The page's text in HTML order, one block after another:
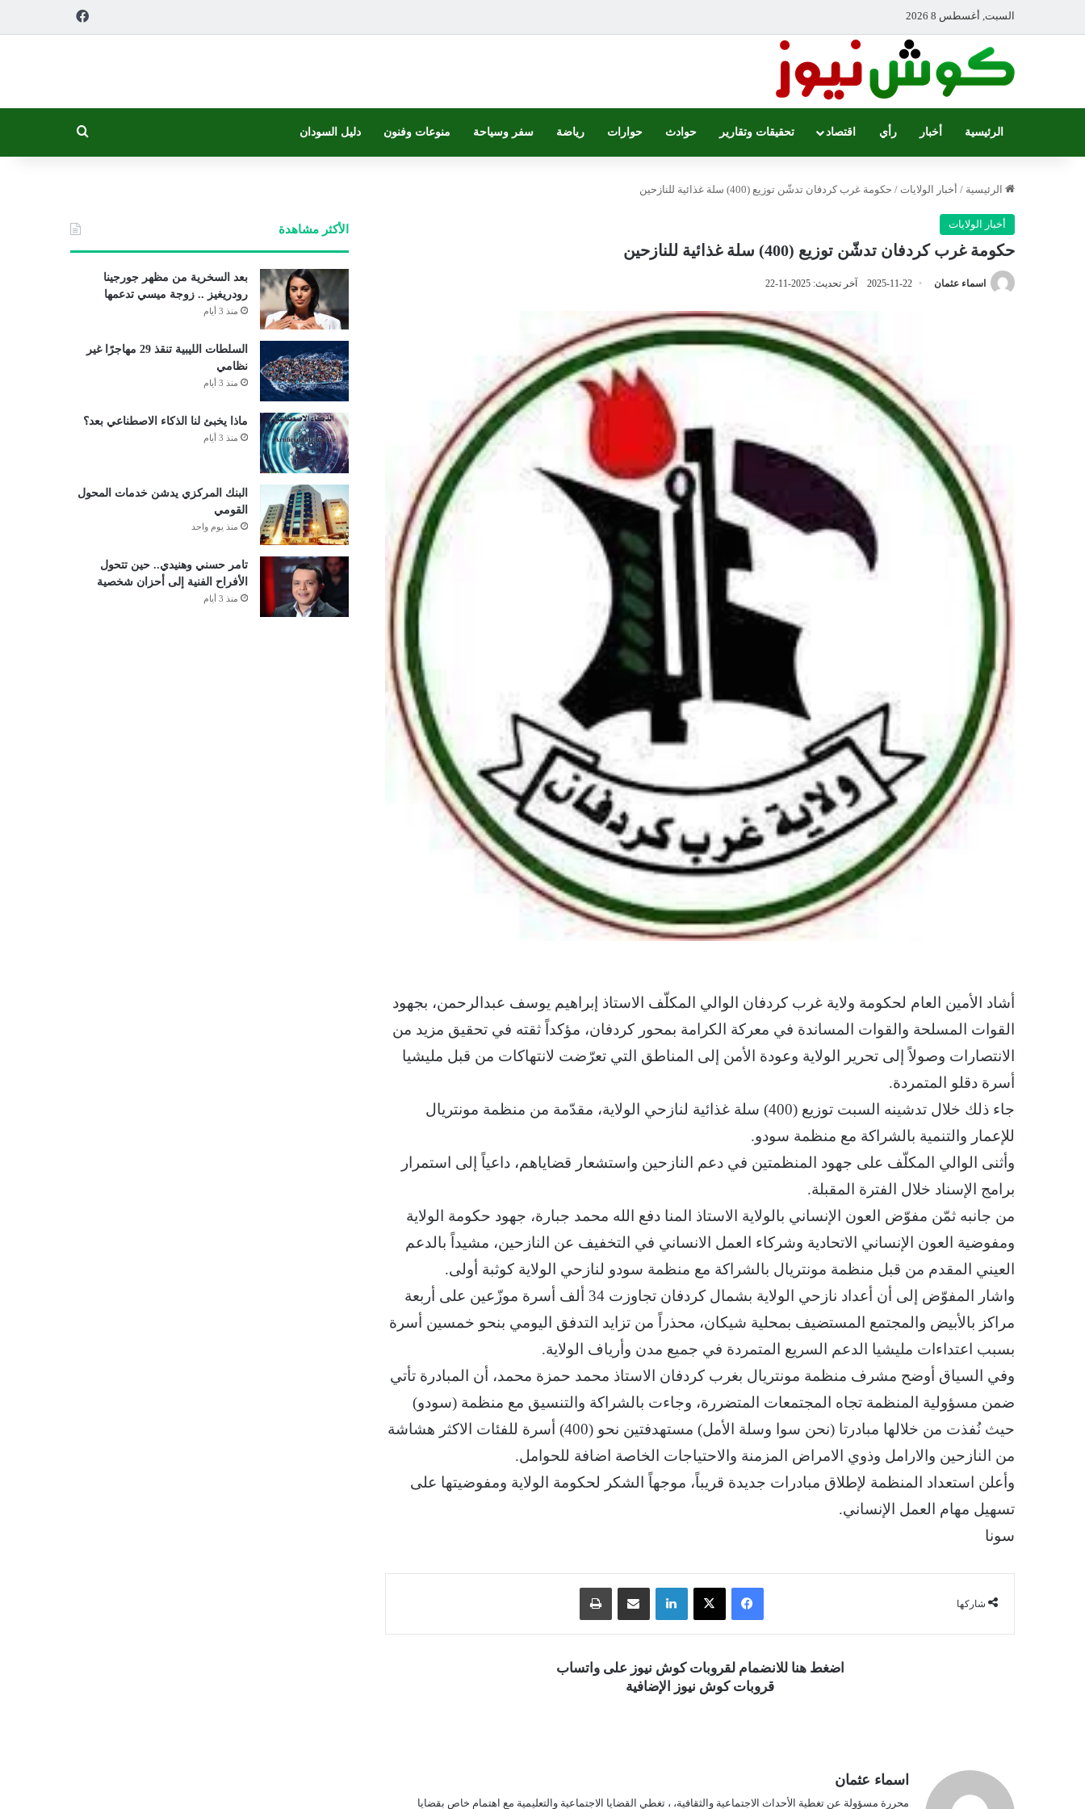
السبت, أغسطس 8 2026
الرئيسية أخبار رأي اقتصاد تحقيقات وتقارير حوادث حوارات رياضة سفر وسياحة منوعات وفنون دليل السودان
الرئيسية / أخبار الولايات / حكومة غرب كردفان تدشّن توزيع (400) سلة غذائية للنازحين
أخبار الولايات
حكومة غرب كردفان تدشّن توزيع (400) سلة غذائية للنازحين
اسماء عثمان 2025-11-22 آخر تحديث: 2025-11-22
أشاد الأمين العام لحكومة ولاية غرب كردفان الوالي المكلّف الاستاذ إبراهيم يوسف عبدالرحمن، بجهود
القوات المسلحة والقوات المساندة في معركة الكرامة بمحور كردفان، مؤكداً ثقته في تحقيق مزيد من
الانتصارات وصولاً إلى تحرير الولاية وعودة الأمن إلى المناطق التي تعرّضت لانتهاكات من قبل مليشيا
أسرة دقلو المتمردة.
جاء ذلك خلال تدشينه السبت توزيع (400) سلة غذائية لنازحي الولاية، مقدّمة من منظمة مونتريال
للإعمار والتنمية بالشراكة مع منظمة سودو.
وأثنى الوالي المكلّف على جهود المنظمتين في دعم النازحين واستشعار قضاياهم، داعياً إلى استمرار
برامج الإسناد خلال الفترة المقبلة.
من جانبه ثمّن مفوّض العون الإنساني بالولاية الاستاذ المنا دفع الله محمد جبارة، جهود حكومة الولاية
ومفوضية العون الإنساني الاتحادية وشركاء العمل الانساني في التخفيف عن النازحين، مشيداً بالدعم
العيني المقدم من قبل منظمة مونتريال بالشراكة مع منظمة سودو لنازحي الولاية كوثبة أولى.
واشار المفوّض إلى أن أعداد نازحي الولاية بشمال كردفان تجاوزت 34 ألف أسرة موزّعين على أربعة
مراكز بالأبيض والمجتمع المستضيف بمحلية شيكان، محذراً من تزايد التدفق اليومي بنحو خمسين أسرة
بسبب اعتداءات مليشيا الدعم السريع المتمردة في جميع مدن وأرياف الولاية.
وفي السياق أوضح مشرف منظمة مونتريال بغرب كردفان الاستاذ محمد حمزة محمد، أن المبادرة تأتي
ضمن مسؤولية المنظمة تجاه المجتمعات المتضررة، وجاءت بالشراكة والتنسيق مع منظمة (سودو)
حيث نُفذت من خلالها مبادرتا (نحن سوا وسلة الأمل) مستهدفتين نحو (400) أسرة للفئات الاكثر هشاشة
من النازحين والارامل وذوي الامراض المزمنة والاحتياجات الخاصة اضافة للحوامل.
وأعلن استعداد المنظمة لإطلاق مبادرات جديدة قريباً، موجهاً الشكر لحكومة الولاية ومفوضيتها على
تسهيل مهام العمل الإنساني.
سونا
شاركها
فيسبوك ‫X لينكدإن مشاركة عبر البريد
اضغط هنا للانضمام لقروبات كوش نيوز على واتساب
قروبات كوش نيوز الإضافية
اسماء عثمان
محررة مسؤولة عن تغطية الأحداث الاجتماعية والثقافية، ، تغطي القضايا الاجتماعية والتعليمية مع اهتمام خاص بقضايا
الأكثر مشاهدة
بعد السخرية من مظهر جورجينا
رودريغيز .. زوجة ميسي تدعمها
منذ 3 أيام
السلطات الليبية تنقذ 29 مهاجرًا غير
نظامي
منذ 3 أيام
ماذا يخبئ لنا الذكاء الاصطناعي بعد؟
منذ 3 أيام
البنك المركزي يدشن خدمات المحول
القومي
منذ يوم واحد
تامر حسني وهنيدي.. حين تتحول
الأفراح الفنية إلى أحزان شخصية
منذ 3 أيام